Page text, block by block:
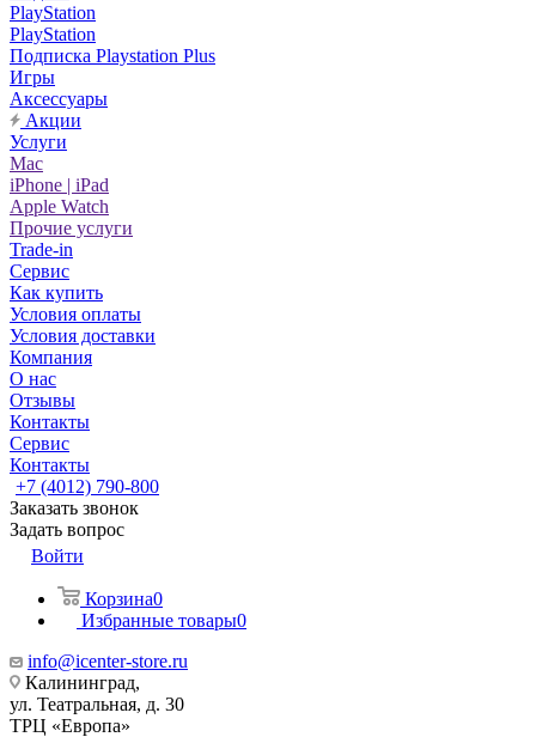
PlayStation
PlayStation
Подписка Playstation Plus
Игры
Аксессуары
Акции
Услуги
Mac
iPhone | iPad
Apple Watch
Прочие услуги
Trade-in
Сервис
Как купить
Условия оплаты
Условия доставки
Компания
О нас
Отзывы
Контакты
Сервис
Контакты
+7 (4012) 790-800
Заказать звонок
Задать вопрос
Войти
Корзина0
Избранные товары0
info@icenter-store.ru
Калининград,
ул. Театральная, д. 30
ТРЦ «Европа»